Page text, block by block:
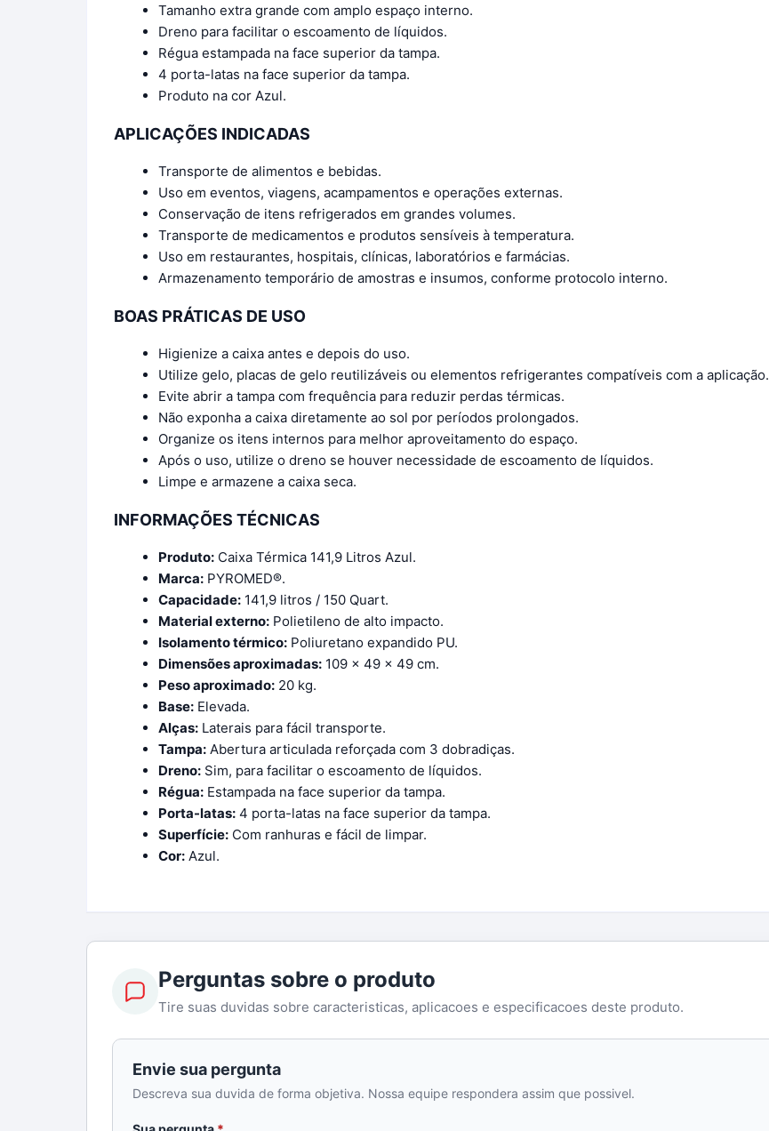
Tamanho extra grande com amplo espaço interno.
Dreno para facilitar o escoamento de líquidos.
Régua estampada na face superior da tampa.
4 porta-latas na face superior da tampa.
Produto na cor Azul.
APLICAÇÕES INDICADAS
Transporte de alimentos e bebidas.
Uso em eventos, viagens, acampamentos e operações externas.
Conservação de itens refrigerados em grandes volumes.
Transporte de medicamentos e produtos sensíveis à temperatura.
Uso em restaurantes, hospitais, clínicas, laboratórios e farmácias.
Armazenamento temporário de amostras e insumos, conforme protocolo interno.
BOAS PRÁTICAS DE USO
Higienize a caixa antes e depois do uso.
Utilize gelo, placas de gelo reutilizáveis ou elementos refrigerantes compatíveis com a aplicação.
Evite abrir a tampa com frequência para reduzir perdas térmicas.
Não exponha a caixa diretamente ao sol por períodos prolongados.
Organize os itens internos para melhor aproveitamento do espaço.
Após o uso, utilize o dreno se houver necessidade de escoamento de líquidos.
Limpe e armazene a caixa seca.
INFORMAÇÕES TÉCNICAS
Produto: Caixa Térmica 141,9 Litros Azul.
Marca: PYROMED®.
Capacidade: 141,9 litros / 150 Quart.
Material externo: Polietileno de alto impacto.
Isolamento térmico: Poliuretano expandido PU.
Dimensões aproximadas: 109 x 49 x 49 cm.
Peso aproximado: 20 kg.
Base: Elevada.
Alças: Laterais para fácil transporte.
Tampa: Abertura articulada reforçada com 3 dobradiças.
Dreno: Sim, para facilitar o escoamento de líquidos.
Régua: Estampada na face superior da tampa.
Porta-latas: 4 porta-latas na face superior da tampa.
Superfície: Com ranhuras e fácil de limpar.
Cor: Azul.
Perguntas sobre o produto
Tire suas duvidas sobre caracteristicas, aplicacoes e especificacoes deste produto.
Envie sua pergunta
Descreva sua duvida de forma objetiva. Nossa equipe respondera assim que possivel.